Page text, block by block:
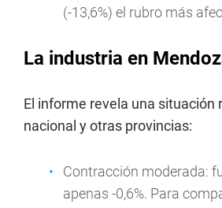
(-13,6%) el rubro más
La industria en
El informe revela una
nacional y otras provincias:
Contracción moderada:
apenas -0,6%. Para